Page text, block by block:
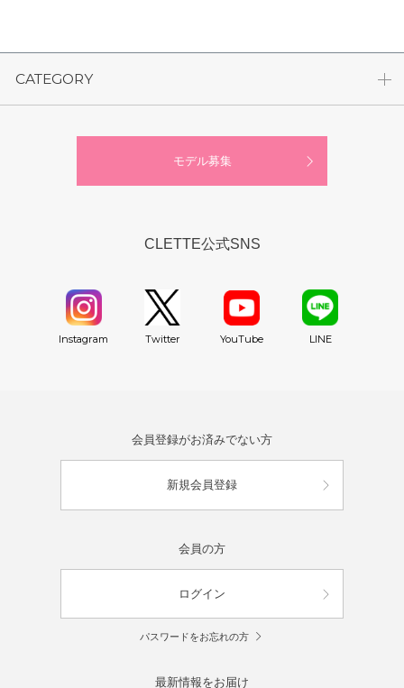
CATEGORY
モデル募集
CLETTE公式SNS
Instagram Twitter YouTube LINE
会員登録がお済みでない方
新規会員登録
会員の方
ログイン
パスワードをお忘れの方
最新情報をお届け